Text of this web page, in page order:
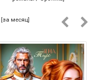
[за месяц]